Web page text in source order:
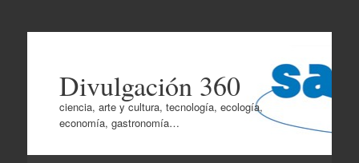
Divulgación 360
ciencia, arte y cultura, tecnología, ecología,
economía, gastronomía…